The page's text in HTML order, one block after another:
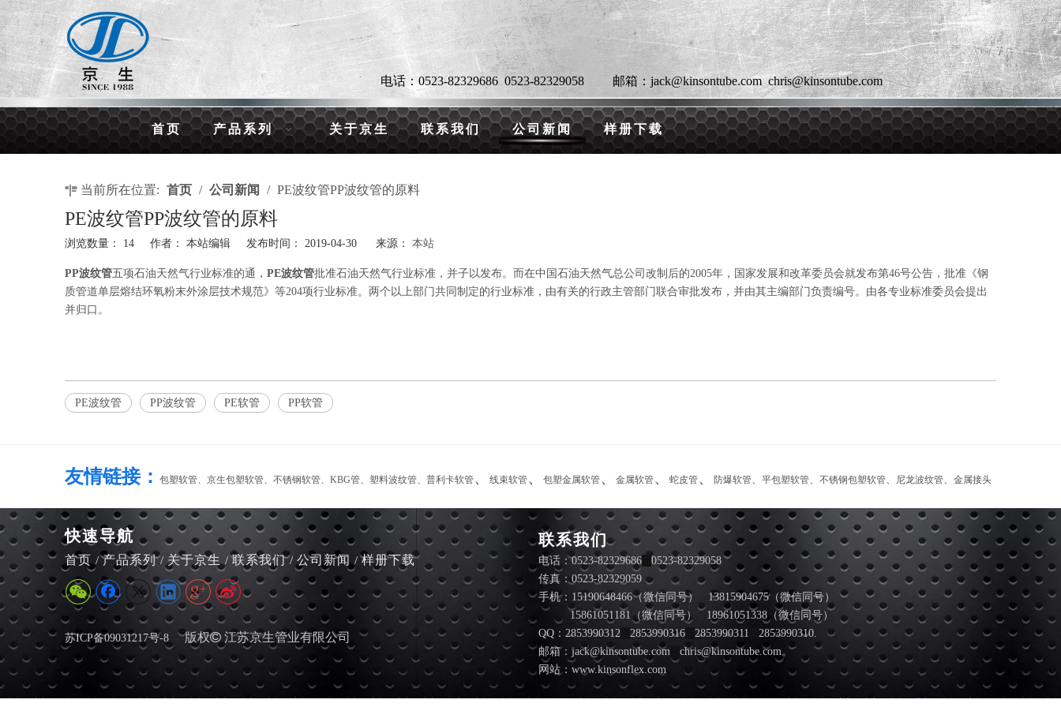
电话：0523-82329686 0523-82329058 邮箱：jack@kinsontube.com chris@kinsontube.com
首页 产品系列 关于京生 联系我们 公司新闻 样册下载
当前所在位置: 首页 / 公司新闻 / PE波纹管PP波纹管的原料
PE波纹管PP波纹管的原料
浏览数量： 14 作者： 本站编辑 发布时间： 2019-04-30 来源： 本站
["wechat","weibo","qzone","douban","email"]
PP波纹管五项石油天然气行业标准的通， PE波纹管批准石油天然气行业标准，并子以发布。而在中国石油天然气总公司改制后的2005年，国家发展和改革委员会就发布第46号公告，批准《钢
质管道单层熔结环氧粉末外涂层技术规范》等204项行业标准。两个以上部门共同制定的行业标准，由有关的行政主管部门联合审批发布，并由其主编部门负责编号。由各专业标准委员会提出
并归口。
PE波纹管 PP波纹管 PE软管 PP软管
友情链接： 包塑软管、 京生包塑软管、 不锈钢软管、 KBG管、 塑料波纹管、 普利卡软管、 线束软管、 包塑金属软管、 金属软管、 蛇皮管、 防爆软管、 平包塑软管、 不锈钢包塑软管、 尼龙波纹管、 金属接头
快速导航
首页 / 产品系列 / 关于京生 / 联系我们 / 公司新闻 / 样册下载
苏ICP备09031217号-8 版权 江苏京生管业有限公司
联系我们
电话：0523-82329686
0523-82329058
传真：0523-82329059
手机：15190648466（微信同号） 13815904675（微信同号）
15861051181（微信同号） 18961051338（微信同号）
QQ：2853990312
2853990316 2853990311
2853990310.
邮箱：jack@kinsontube.com
chris@kinsontube.com。
网站：www.kinsonflex.com